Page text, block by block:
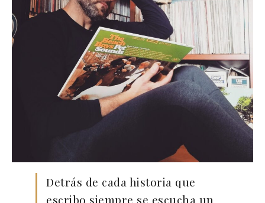
Detrás de cada historia que
escribo siempre se escucha un